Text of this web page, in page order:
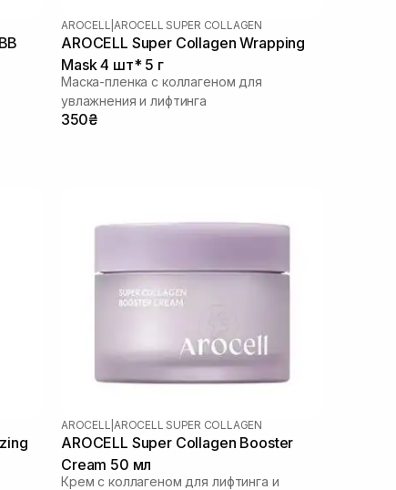
AROCELL AROCELL SUPER COLLAGEN
AROCELL Super Collagen Wrapping
Mask 4 шт* 5 г
Маска-пленка с коллагеном для
увлажнения и лифтинга
350₴
AROCELL AROCELL SUPER COLLAGEN
AROCELL Super Collagen Booster
Cream 50 мл
Крем с коллагеном для лифтинга и